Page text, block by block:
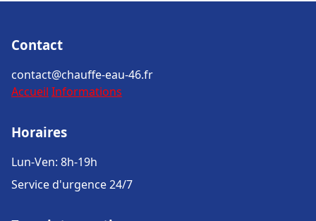
Contact
contact@chauffe-eau-46.fr
Accueil Informations
Horaires
Lun-Ven: 8h-19h
Service d'urgence 24/7